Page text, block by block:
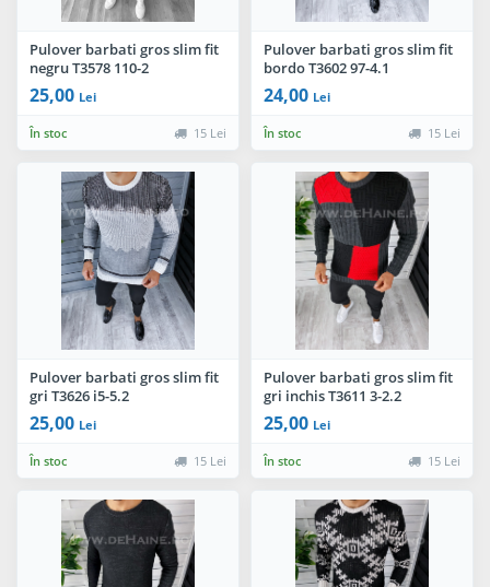
Pulover barbati gros slim fit
negru T3578 110-2
25,00 Lei
În stoc 15 Lei
Pulover barbati gros slim fit
bordo T3602 97-4.1
24,00 Lei
În stoc 15 Lei
Pulover barbati gros slim fit
gri T3626 i5-5.2
25,00 Lei
În stoc 15 Lei
Pulover barbati gros slim fit
gri inchis T3611 3-2.2
25,00 Lei
În stoc 15 Lei